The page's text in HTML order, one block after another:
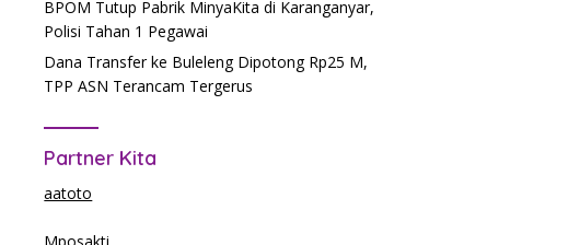
BPOM Tutup Pabrik MinyaKita di Karanganyar,
Polisi Tahan 1 Pegawai
Dana Transfer ke Buleleng Dipotong Rp25 M,
TPP ASN Terancam Tergerus
Partner Kita
aatoto